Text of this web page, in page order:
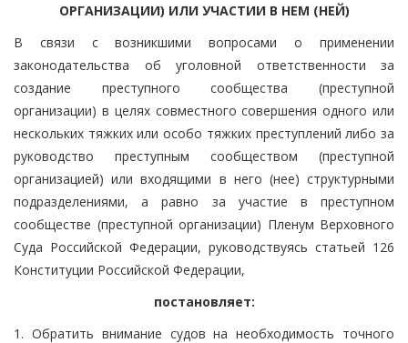
ОРГАНИЗАЦИИ) ИЛИ УЧАСТИИ В НЕМ (НЕЙ)
В связи с возникшими вопросами о применении
законодательства об уголовной ответственности за
создание преступного сообщества (преступной
организации) в целях совместного совершения одного или
нескольких тяжких или особо тяжких преступлений либо за
руководство преступным сообществом (преступной
организацией) или входящими в него (нее) структурными
подразделениями, а равно за участие в преступном
сообществе (преступной организации) Пленум Верховного
Суда Российской Федерации, руководствуясь статьей 126
Конституции Российской Федерации,
постановляет:
1. Обратить внимание судов на необходимость точного